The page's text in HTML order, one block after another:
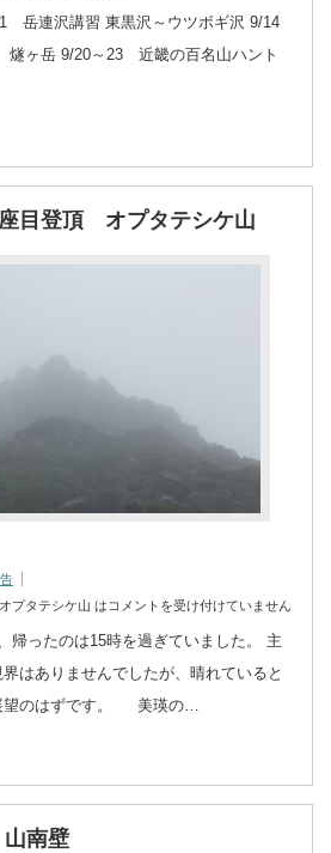
岳連沢講習 東黒沢～ウツボギ沢 9/14
ヶ岳 9/20～23 近畿の百名山ハント
目登頂 オプタテシケ山
プタテシケ山 は コメントを受け付けていません
帰ったのは15時を過ぎていました。 主
はありませんでしたが、晴れていると
望のはずです。 美瑛の…
南壁